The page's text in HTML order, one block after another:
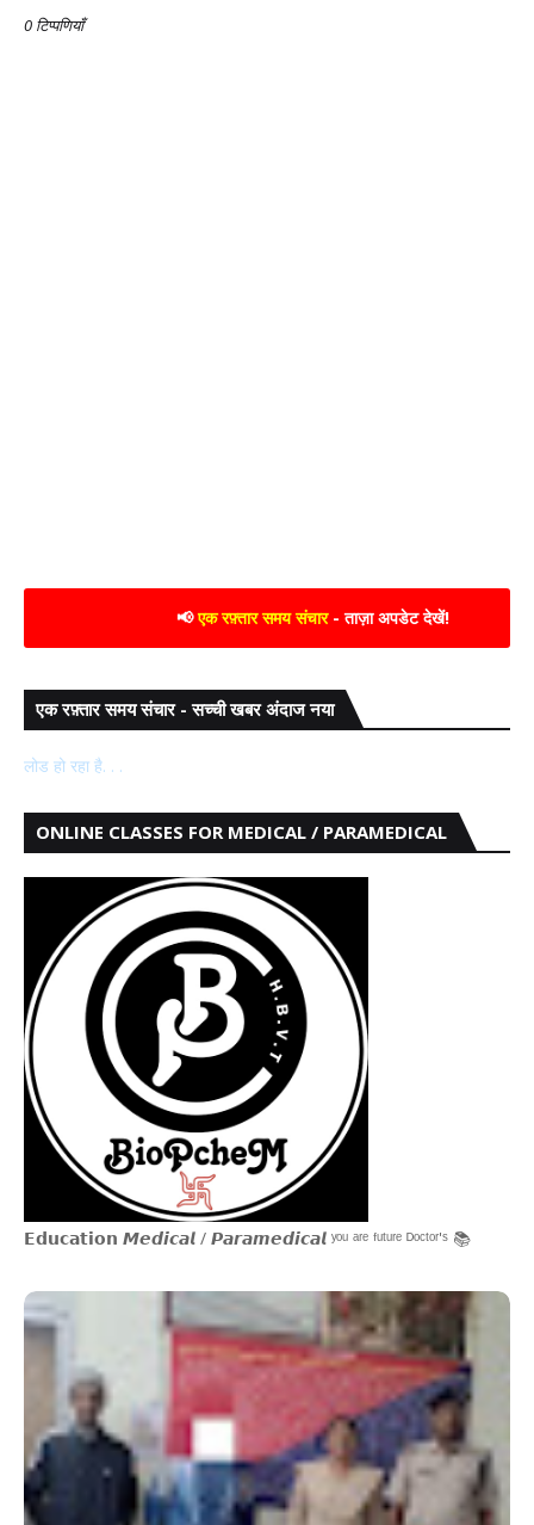
0 टिप्पणियाँ
एक रफ़्तार समय संचार- ताज़ा अपडेट देखें!
एक रफ़्तार समय संचार - सच्ची खबर अंदाज नया
लोड हो रहा है. . .
ONLINE CLASSES FOR MEDICAL / PARAMEDICAL
𝗘𝗱𝘂𝗰𝗮𝘁𝗶𝗼𝗻 𝙈𝙚𝙙𝙞𝙘𝙖𝙡 / 𝙋𝙖𝙧𝙖𝙢𝙚𝙙𝙞𝙘𝙖𝙡 ʸᵒᵘ ᵃʳᵉ ᶠᵘᵗᵘʳᵉ ᴰᵒᶜᵗᵒʳ'ˢ 📚